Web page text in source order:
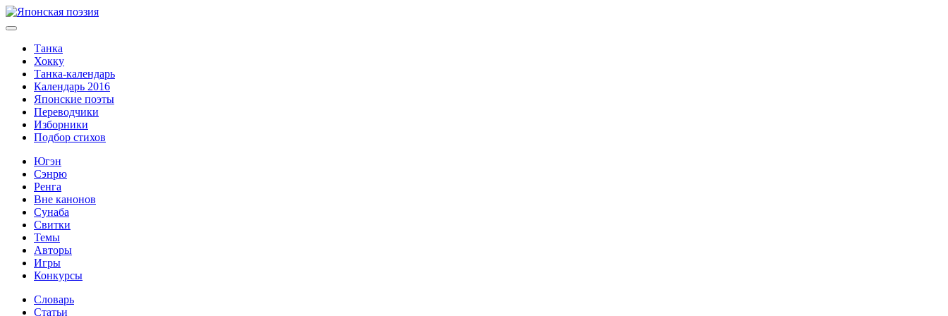
Танка
Хокку
Танка-календарь
Календарь 2016
Японские поэты
Переводчики
Изборники
Подбор стихов
Югэн
Сэнрю
Ренга
Вне канонов
Сунаба
Свитки
Темы
Авторы
Игры
Конкурсы
Словарь
Статьи